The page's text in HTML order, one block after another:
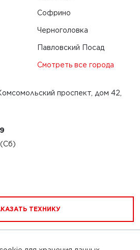
Софрино
Черноголовка
Павловский Посад
Смотреть все города
проспект, дом 42,
ТЕХНИКУ